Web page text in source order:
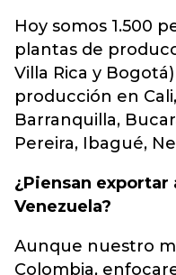
Hoy somos 1.500
plantas de
Villa Rica y
producción en
Barranquilla,
Pereira, Ibagué,
¿Piensan exportar
Venezuela?
Aunque nuestro
Colombia,